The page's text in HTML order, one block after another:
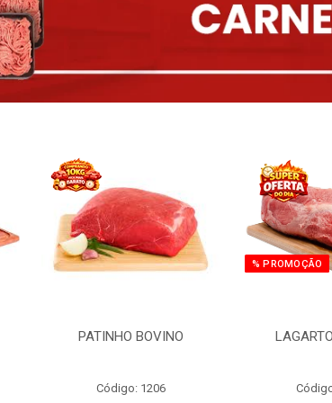
PATINHO BOVINO
Código: 1206
% PROMOÇÃO